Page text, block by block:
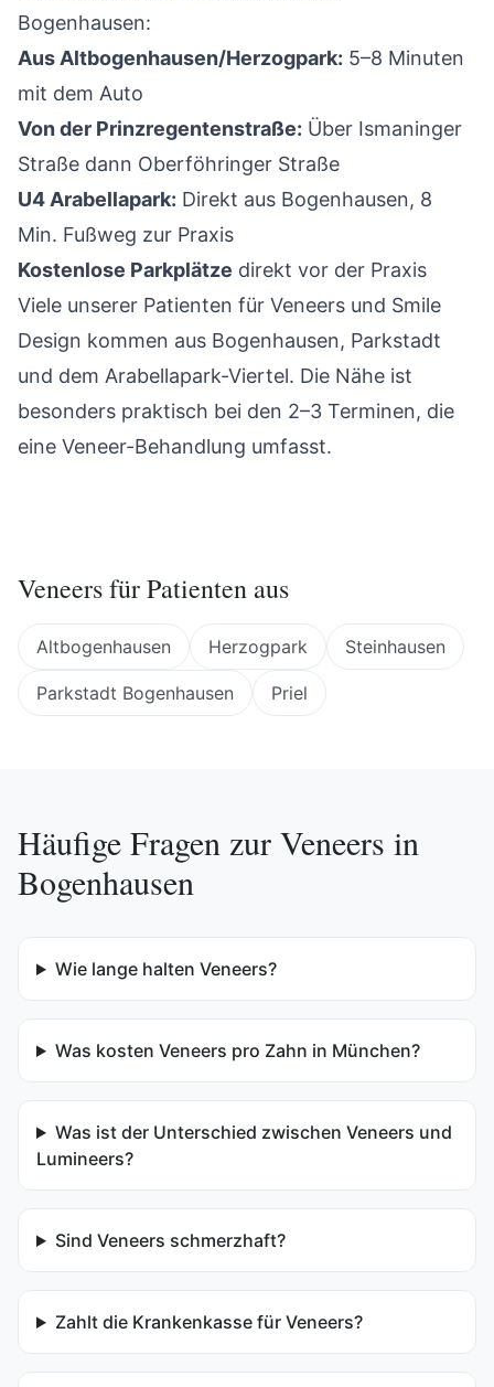
Bogenhausen:
Aus Altbogenhausen/Herzogpark: 5–8 Minuten
mit dem Auto
Von der Prinzregentenstraße: Über Ismaninger
Straße dann Oberföhringer Straße
U4 Arabellapark: Direkt aus Bogenhausen, 8
Min. Fußweg zur Praxis
Kostenlose Parkplätze direkt vor der Praxis
Viele unserer Patienten für Veneers und Smile
Design kommen aus Bogenhausen, Parkstadt
und dem Arabellapark-Viertel. Die Nähe ist
besonders praktisch bei den 2–3 Terminen, die
eine Veneer-Behandlung umfasst.
Veneersfür Patienten aus
Altbogenhausen Herzogpark Steinhausen
Parkstadt Bogenhausen Priel
Häufige Fragen zur Veneers in
Bogenhausen
Wie lange halten Veneers?
Was kosten Veneers pro Zahn in München?
Was ist der Unterschied zwischen Veneers und
Lumineers?
Sind Veneers schmerzhaft?
Zahlt die Krankenkasse für Veneers?